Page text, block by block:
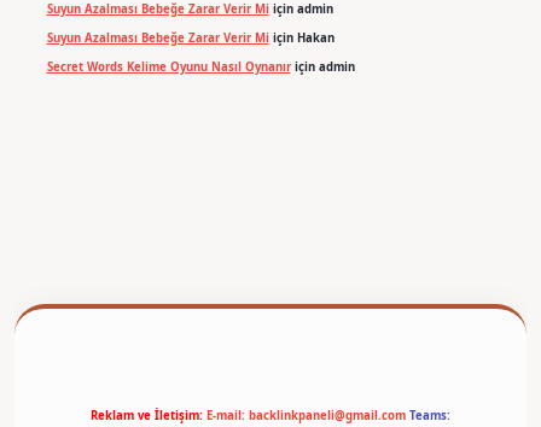
Suyun Azalması Bebeğe Zarar Verir Miiçin admin
Suyun Azalması Bebeğe Zarar Verir Miiçin Hakan
Secret Words Kelime Oyunu Nasıl Oynanıriçin admin
Reklam ve İletişim: E-mail: backlinkpaneli@gmail.com Teams: